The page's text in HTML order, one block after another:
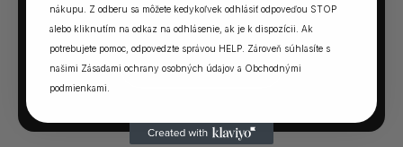
vôňa.
SPUSTIŤ KVÍZ →
nákupu. Z odberu sa môžete kedykoľvek odhlásiť odpoveďou STOP
alebo kliknutím na odkaz na odhlásenie, ak je k dispozícii. Ak
potrebujete pomoc, odpovedzte správou HELP. Zároveň súhlasíte s
našimi Zásadami ochrany osobných údajov a Obchodnými
podmienkami